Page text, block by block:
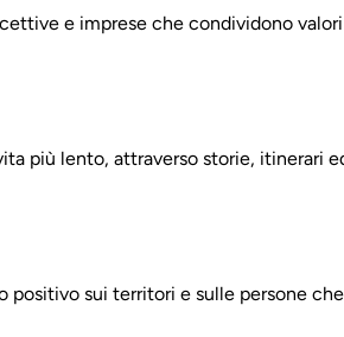
e imprese che condividono
più lento, attraverso storie, itinerari
positivo sui territori e sulle persone